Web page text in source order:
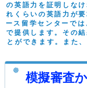
の英語力を証明しな
れくらいの英語力が
ース留学センターで
で提供します。その
とができます。また
模擬審査